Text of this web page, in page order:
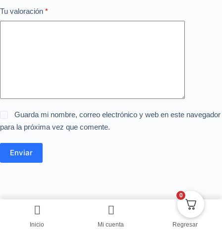
Tu valoración *
Guarda mi nombre, correo electrónico y web en este navegador
para la próxima vez que comente.
Enviar
Inicio Mi cuenta Regresar
0